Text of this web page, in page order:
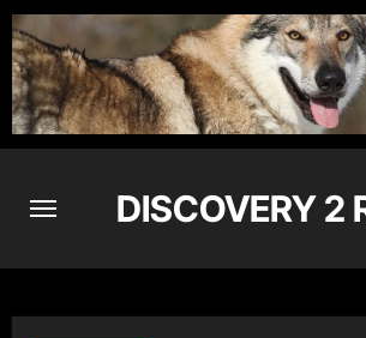
Skip
to
content
DISCOVERY 2